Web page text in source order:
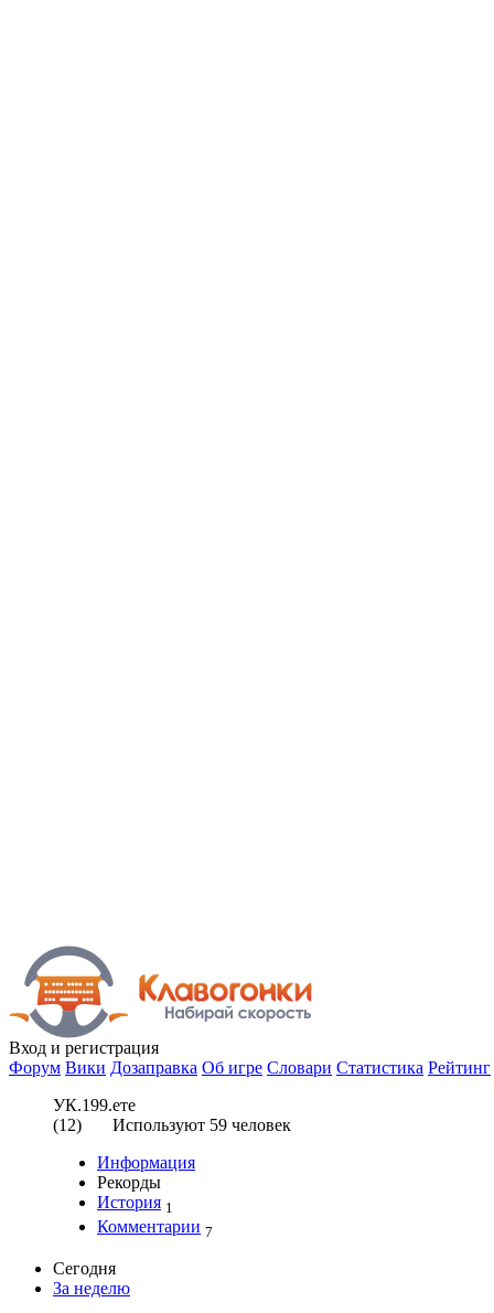
Вход и регистрация
Форум Вики Дозаправка Об игре Словари Статистика Рейтинг
УК.199.ете
(12) Используют 59 человек
Информация
Рекорды
История 1
Комментарии 7
Сегодня
За неделю